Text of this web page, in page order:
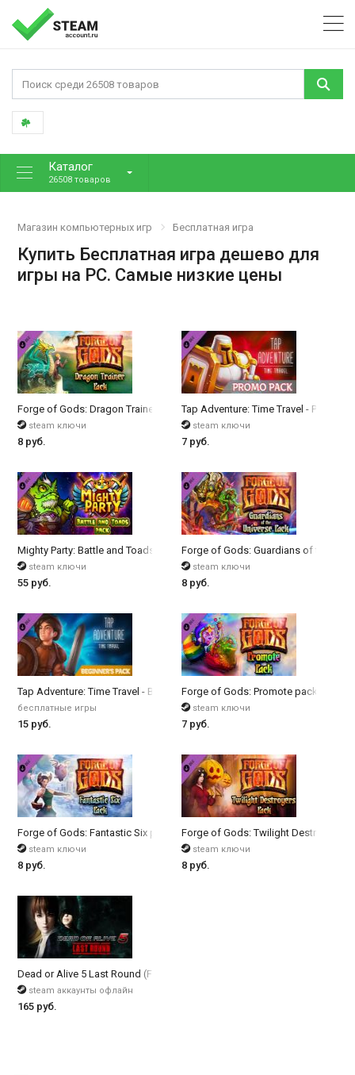
Каталог
26508 товаров
Магазин компьютерных игр Бесплатная игра
Купить Бесплатная игра дешево для
игры на PC. Самые низкие цены
Forge of Gods: Dragon Trainer pack
steam ключи
8 руб.
Tap Adventure: Time Travel - Promo
steam ключи
7 руб.
Mighty Party: Battle and Toads Pack
steam ключи
55 руб.
Forge of Gods: Guardians of the
steam ключи
8 руб.
Tap Adventure: Time Travel - Beginner's Pack
бесплатные игры
15 руб.
Forge of Gods: Promote pack
steam ключи
7 руб.
Forge of Gods: Fantastic Six pack
steam ключи
8 руб.
Forge of Gods: Twilight Destroyers
steam ключи
8 руб.
Dead or Alive 5 Last Round (Full Game)
steam аккаунты офлайн
165 руб.